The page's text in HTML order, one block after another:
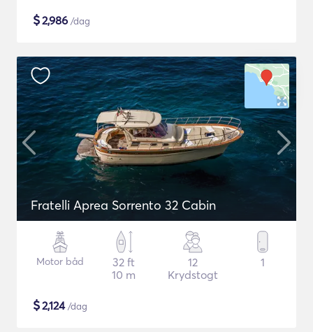
$2,986 /dag
Fratelli Aprea Sorrento 32 Cabin
Motor båd
32 ft
10 m
12
Krydstogt
1
$2,124/dag